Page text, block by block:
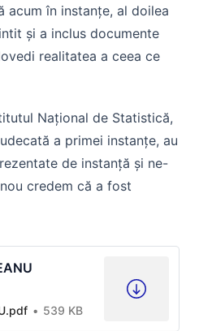
acum în instanțe, al doilea
și a inclus documente
realitatea a ceea ce
Național de Statistică,
a primei instanțe, au
de instanță și ne-
credem că a fost
539 KB